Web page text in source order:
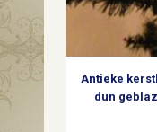
Antieke
dun